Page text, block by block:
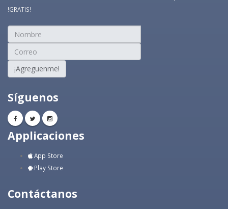
!GRATIS!
¡Agreguenme!
Síguenos
Applicaciones
App Store
Play Store
Contáctanos